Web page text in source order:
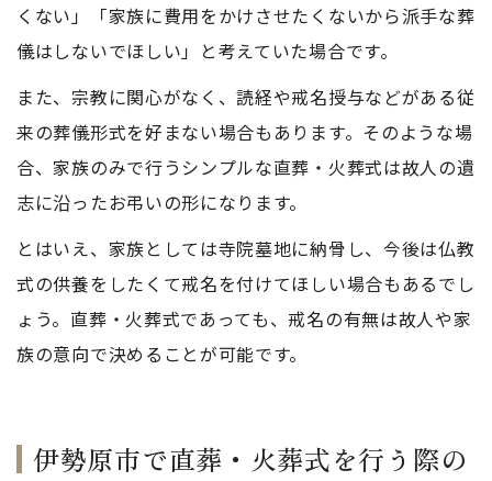
くない」「家族に費用をかけさせたくないから派手な葬
儀はしないでほしい」と考えていた場合です。
また、宗教に関心がなく、読経や戒名授与などがある従
来の葬儀形式を好まない場合もあります。そのような場
合、家族のみで行うシンプルな直葬・火葬式は故人の遺
志に沿ったお弔いの形になります。
とはいえ、家族としては寺院墓地に納骨し、今後は仏教
式の供養をしたくて戒名を付けてほしい場合もあるでし
ょう。直葬・火葬式であっても、戒名の有無は故人や家
族の意向で決めることが可能です。
伊勢原市で直葬・火葬式を行う際の